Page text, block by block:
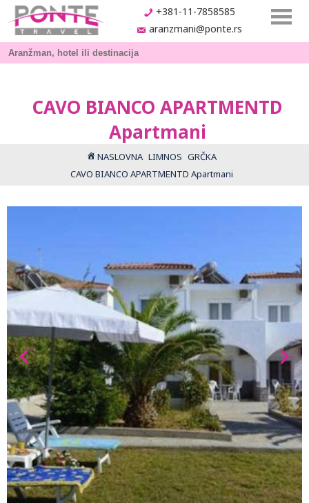
+381-11-7858585
aranzmani@ponte.rs
CAVO BIANCO APARTMENTD
Apartmani
NASLOVNA LIMNOS GRČKA
CAVO BIANCO APARTMENTD Apartmani